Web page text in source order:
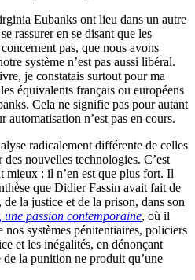
Eubanks ont lieu dans un autre
rassurer en se disant que les
pas, que nous avons
système n’est pas aussi libéral.
je constatais surtout pour ma
équivalents français ou européens
Cela ne signifie pas pour autant
automatisation n’est pas en cours.
radicalement différente de celles
nouvelles technologies. C’est
: il n’en est que plus fort. Il
que Didier Fassin avait fait de
la justice et de la prison, dans son
une passion contemporaine, où il
systèmes pénitentiaires, policiers
et les inégalités, en dénonçant
la punition ne produit qu’une